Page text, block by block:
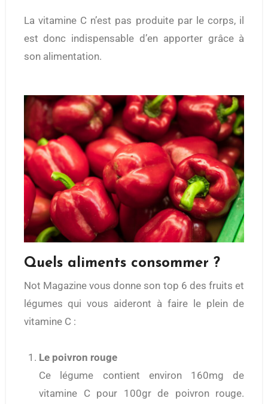
La vitamine C n’est pas produite par le corps, il
est donc indispensable d’en apporter grâce à
son alimentation.
Quels aliments consommer ?
Not Magazine vous donne son top 6 des fruits et
légumes qui vous aideront à faire le plein de
vitamine C :
Le poivron rouge
Ce légume contient environ 160mg de
vitamine C pour 100gr de poivron rouge.